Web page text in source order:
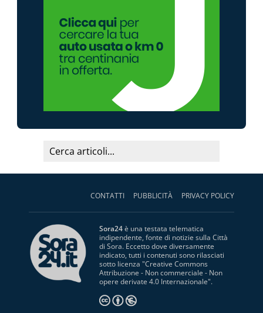
CONTATTI PUBBLICITÀ PRIVACY POLICY
Sora24è una testata telematica
indipendente, fonte di notizie sulla Città
di Sora. Eccetto dove diversamente
indicato, tutti i contenuti sono rilasciati
sotto licenza "Creative Commons
Attribuzione - Non commerciale - Non
opere derivate 4.0 Internazionale".